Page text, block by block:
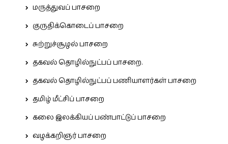
மருத்துவப் பாசறை
குருதிக்கொடைப் பாசறை
சுற்றுச்சூழல் பாசறை
தகவல் தொழில்நுட்பப் பாசறை.
தகவல் தொழில்நுட்பப் பணியாளர்கள் பாசறை
தமிழ் மீட்சிப் பாசறை
கலை இலக்கியப் பண்பாட்டுப் பாசறை
வழக்கறிஞர் பாசறை